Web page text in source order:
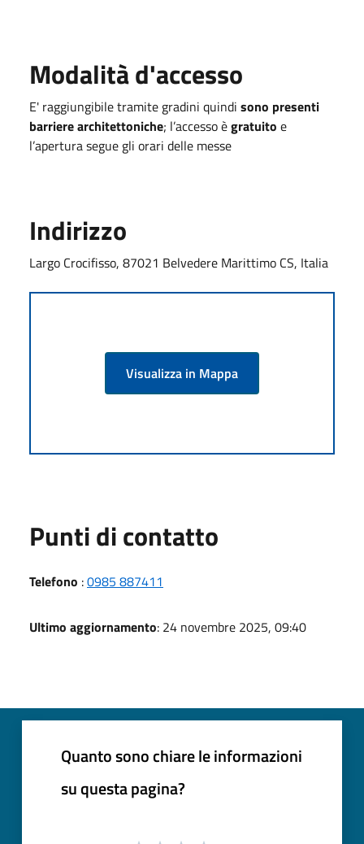
Modalità d'accesso
E' raggiungibile tramite gradini quindi sono presenti
barriere architettoniche; l’accesso ègratuito e
l’apertura segue gli orari delle messe
Indirizzo
Largo Crocifisso, 87021 Belvedere Marittimo CS, Italia
Visualizza in Mappa
Punti di contatto
Telefono :0985 887411
Ultimo aggiornamento: 24 novembre 2025, 09:40
Quanto sono chiare le informazioni
su questa pagina?